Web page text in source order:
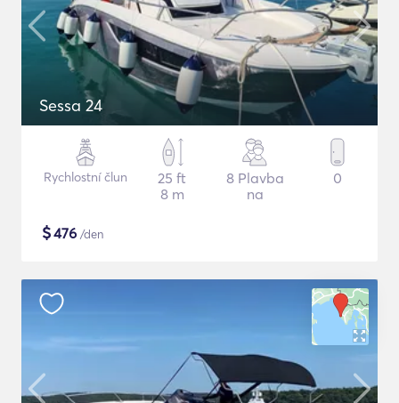
Sessa 24
Rychlostní člun
25 ft
8 m
8 Plavba
na
0
$476 /den